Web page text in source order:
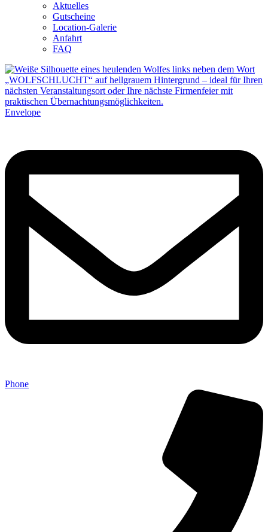
Aktuelles
Gutscheine
Location-Galerie
Anfahrt
FAQ
Envelope
Phone